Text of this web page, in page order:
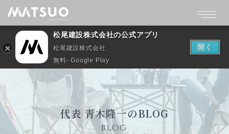
代表 青木隆一のBLOG
BLOG
松尾建設株式会社の公式アプリ
松尾建設株式会社
無料- Google Play
開く